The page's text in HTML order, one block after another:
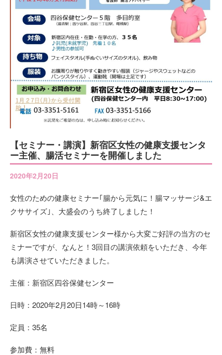
【セミナー・講演】新宿区女性の健康支援センタ
ー主催、腸活セミナーを開催しました
2020年2月20日
女性のための健康セミナー｢腸から元気に！腸マッサージ&エ
クササイズ｣、大盛会のうち終了しました！
新宿区女性の健康支援センター様から大変ご好評の当方のセ
ミナーですが、なんと！3回目の講演依頼をいただき、今年
も講演させていただきました。
主催：新宿区四谷保健センター
日時：2020年2月20日14時～16時
定員：35名
参加費：無料